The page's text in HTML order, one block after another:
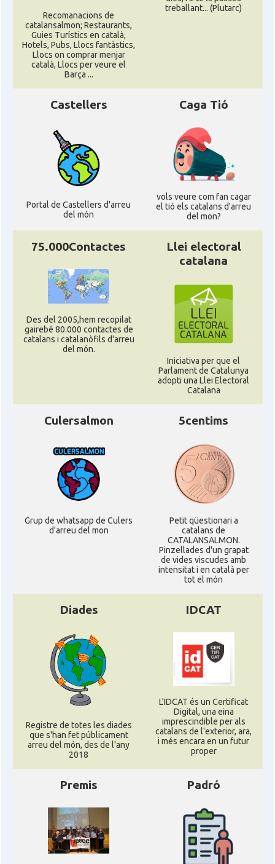
Recomanacions de
catalansalmon; Restaurants,
Guies Turístics en català,
Hotels, Pubs, Llocs fantàstics,
Llocs on comprar menjar
català, Llocs per veure el
Barça ...
treballant... (Plutarc)
Castellers
Portal de Castellers d'arreu
del món
Caga Tió
vols veure com fan cagar
el tió els catalans d'arreu
del mon?
75.000Contactes
Des del 2005,hem recopilat
gairebé 80.000 contactes de
catalans i catalanòfils d'arreu
del món.
Llei electoral
catalana
Iniciativa per que el
Parlament de Catalunya
adopti una Llei Electoral
Catalana
Culersalmon
Grup de whatsapp de Culers
d'arreu del mon
5centims
Petit qüestionari a
catalans de
CATALANSALMON.
Pinzellades d'un grapat
de vides viscudes amb
intensitat i en català per
tot el món
Diades
Registre de totes les diades
que s'han fet públicament
arreu del món, des de l'any
2018
IDCAT
L'IDCAT és un Certificat
Digital, una eina
imprescindible per als
catalans de l'exterior, ara,
i més encara en un futur
proper
Premis Padró